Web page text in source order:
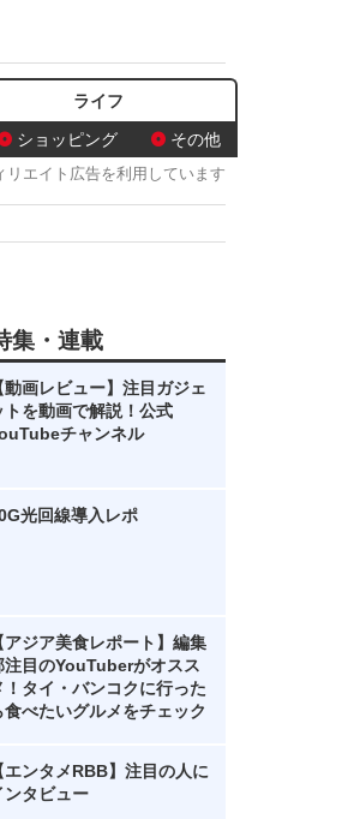
ショッピング その他
ライフ
エイト広告を利用しています
集・連載
動画レビュー】注目ガジェ
トを動画で解説！公式
チャンネル
光回線導入レポ
アジア美食レポート】編集
注目のYouTuberがオスス
！タイ・バンコクに行った
食べたいグルメをチェック
エンタメRBB】注目の人に
ンタビュー